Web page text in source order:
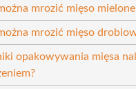
mrozić mięso
mrozić mięso
opakowywania mięsa